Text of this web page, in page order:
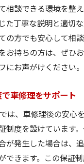
とっての手軽さを追
クトリーの未来を見据
リーで車修理信頼の
な技術者による修理の
満足を追求する技術
クトリーにおける技術
プクラスの技術者が
相談できる環境を整
た丁寧な説明と適切
の方でも安心して相
お持ちの方は、ぜひ
にお声がけください。
車修理をサポート
は、車修理後の安心
制度を設けています
が発生した場合は、
できます。この保証